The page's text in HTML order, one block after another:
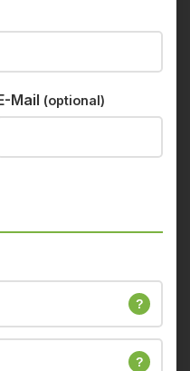
Mail (optional)
?
?